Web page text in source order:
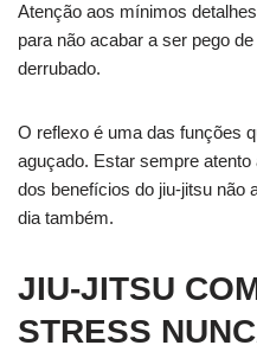
Atenção aos mínimos
para não acabar a ser pego
derrubado.
O reflexo é uma das funções
aguçado. Estar sempre
dos benefícios do jiu-jitsu não
dia também.
JIU-JITSU
STRESS